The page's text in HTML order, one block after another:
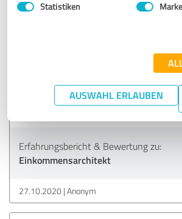
Statistiken
AUSWAHL ERLAUBEN
29.10.2020 S.
Top Mann👍
Erfahrungsbericht & Bewertung zu:
Einkommensarchitekt
27.10.2020 Anonym